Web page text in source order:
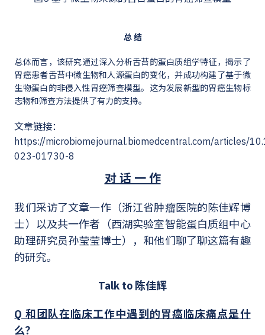
总 结
总体而言，该研究通过深入分析舌苔的蛋白质组学特征，揭示了
胃癌患者舌苔中微生物和人源蛋白的变化，并成功构建了基于微
生物蛋白的非侵入性胃癌筛查模型。这为发展新型的胃癌生物标
志物和筛查方法提供了有力的支持。
文章链接：
https://microbiomejournal.biomedcentral.com/articles/
023-01730-8
对 话 一 作
我们采访了文章一作（浙江省肿瘤医院的陈佳辉博
士）以及共一作者（西湖实验室智能蛋白质组中心
助理研究员孙莹莹博士），和他们聊了聊这篇有趣
的研究。
Talk to 陈佳辉
Q 和团队在临床工作中遇到的胃癌临床痛点是什
么？